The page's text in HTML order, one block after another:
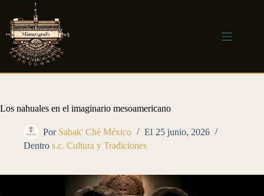
contenido
Los nahuales en el imaginario mesoamericano
Por Sabak' Ché México El 25 junio, 2026
Dentro s.c. Cultura y Tradiciones